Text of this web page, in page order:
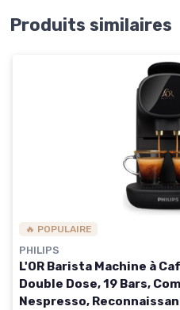
Produits similaires
🔥 POPULAIRE
PHILIPS
L'OR Barista Machine à
Double Dose, 19 Bars,
Nespresso,